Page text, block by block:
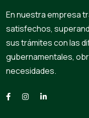
En nuestra empresa
satisfechos,
sus trámites con las
gubernamentales,
necesidades.